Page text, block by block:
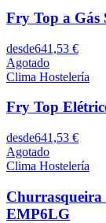
Fry Top a Gás
desde641,53 €
Agotado
Clima Hostelería
Fry Top
desde641,53 €
Agotado
Clima Hostelería
Churrasqueira
EMP6LG